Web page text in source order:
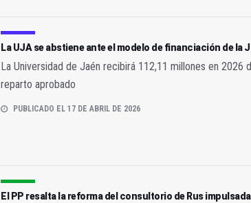
La UJA se abstiene ante el modelo de financiación de la
La Universidad de Jaén recibirá 112,11 millones en 2026
reparto aprobado
PUBLICADO EL 17 DE ABRIL DE 2026
El PP resalta la reforma del consultorio de Rus